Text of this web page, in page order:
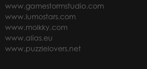
www.gamestormstudio.com
www.lumostars.com
www.molkky.com
www.alias.eu
www.puzzlelovers.net